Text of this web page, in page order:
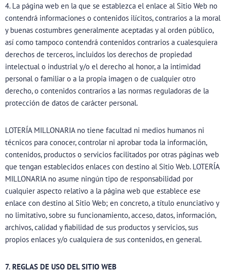
4. La página web en la que se establezca el enlace al Sitio Web no
contendrá informaciones o contenidos ilícitos, contrarios a la moral
y buenas costumbres generalmente aceptadas y al orden público,
así como tampoco contendrá contenidos contrarios a cualesquiera
derechos de terceros, incluidos los derechos de propiedad
intelectual o industrial y/o el derecho al honor, a la intimidad
personal o familiar o a la propia imagen o de cualquier otro
derecho, o contenidos contrarios a las normas reguladoras de la
protección de datos de carácter personal.
LOTERÍA MILLONARIA no tiene facultad ni medios humanos ni
técnicos para conocer, controlar ni aprobar toda la información,
contenidos, productos o servicios facilitados por otras páginas web
que tengan establecidos enlaces con destino al Sitio Web. LOTERÍA
MILLONARIA no asume ningún tipo de responsabilidad por
cualquier aspecto relativo a la página web que establece ese
enlace con destino al Sitio Web; en concreto, a título enunciativo y
no limitativo, sobre su funcionamiento, acceso, datos, información,
archivos, calidad y fiabilidad de sus productos y servicios, sus
propios enlaces y/o cualquiera de sus contenidos, en general.
7. REGLAS DE USO DEL SITIO WEB